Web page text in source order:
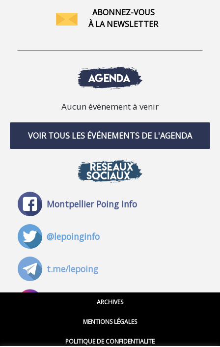
ABONNEZ-VOUS
À LA NEWSLETTER
AGENDA
Aucun événement à venir
VOIR TOUS LES ÉVÉNEMENTS DE L'AGENDA
RÉSEAUX
SOCIAUX
Montpellier Poing Info
@lepoinginfo
t.me/lepoing
@montpellierpoinginfo
ARCHIVES
MENTIONS LÉGALES
POLITIQUE DE CONFIDENTIALITE